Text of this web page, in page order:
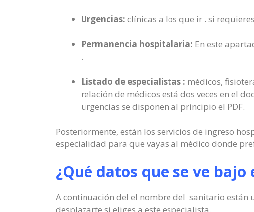
Urgencias: clínicas a los que ir . si
Permanencia hospitalaria: En este
.
Listado de especialistas : médicos,
relación de médicos está dos veces en el
urgencias se disponen al principio el PDF.
Posteriormente, están los servicios de ingreso
especialidad para que vayas al médico donde
¿Qué datos que se ve
A continuación del el nombre del sanitario están
desplazarte si eliges a este especialista.